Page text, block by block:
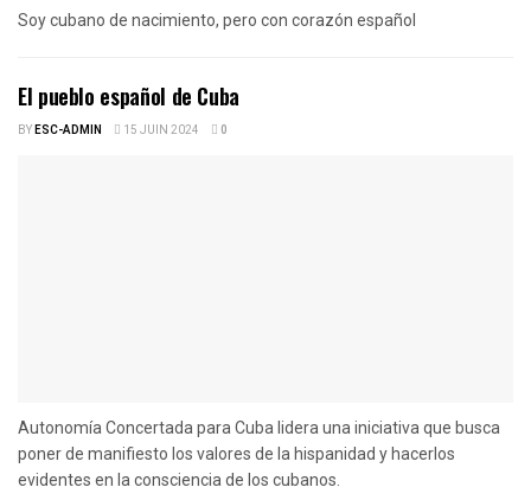
Soy cubano de nacimiento, pero con corazón español
El pueblo español de Cuba
BYESC-ADMIN 15 JUIN 2024 0
Autonomía Concertada para Cuba lidera una iniciativa que busca
poner de manifiesto los valores de la hispanidad y hacerlos
evidentes en la consciencia de los cubanos.